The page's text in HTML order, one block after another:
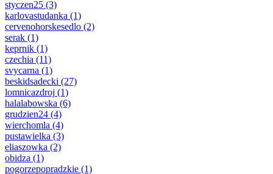
styczen25 (3)
karlovastudanka (1)
cervenohorskesedlo (2)
serak (1)
keprnik (1)
czechia (11)
svycarna (1)
beskidsadecki (27)
lomnicazdroj (1)
halalabowska (6)
grudzien24 (4)
wierchomla (4)
pustawielka (3)
eliaszowka (2)
obidza (1)
pogorzepopradzkie (1)